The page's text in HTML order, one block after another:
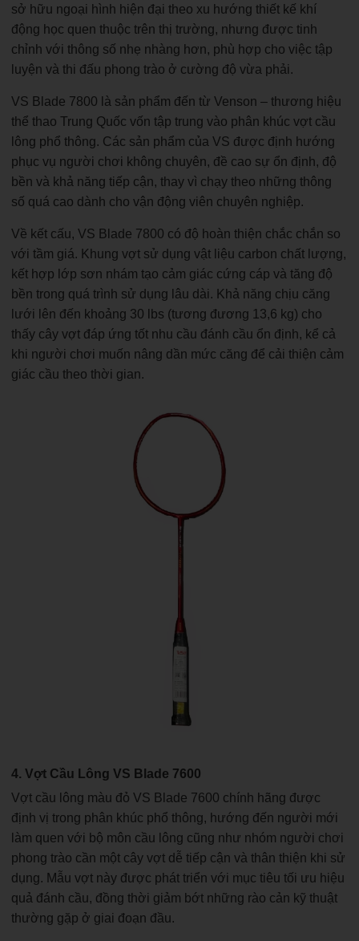
sở hữu ngoại hình hiện đại theo xu hướng thiết kế khí
động học quen thuộc trên thị trường, nhưng được tinh
chỉnh với thông số nhẹ nhàng hơn, phù hợp cho việc tập
luyện và thi đấu phong trào ở cường độ vừa phải.
VS Blade 7800 là sản phẩm đến từ Venson – thương hiệu
thể thao Trung Quốc vốn tập trung vào phân khúc vợt cầu
lông phổ thông. Các sản phẩm của VS được định hướng
phục vụ người chơi không chuyên, đề cao sự ổn định, độ
bền và khả năng tiếp cận, thay vì chạy theo những thông
số quá cao dành cho vận động viên chuyên nghiệp.
Về kết cấu, VS Blade 7800 có độ hoàn thiện chắc chắn so
với tầm giá. Khung vợt sử dụng vật liệu carbon chất lượng,
kết hợp lớp sơn nhám tạo cảm giác cứng cáp và tăng độ
bền trong quá trình sử dụng lâu dài. Khả năng chịu căng
lưới lên đến khoảng 30 lbs (tương đương 13,6 kg) cho
thấy cây vợt đáp ứng tốt nhu cầu đánh cầu ổn định, kể cả
khi người chơi muốn nâng dần mức căng để cải thiện cảm
giác cầu theo thời gian.
4. Vợt Cầu Lông VS Blade 7600
Vợt cầu lông màu đỏ VS Blade 7600 chính hãng được
định vị trong phân khúc phổ thông, hướng đến người mới
làm quen với bộ môn cầu lông cũng như nhóm người chơi
phong trào cần một cây vợt dễ tiếp cận và thân thiện khi sử
dụng. Mẫu vợt này được phát triển với mục tiêu tối ưu hiệu
quả đánh cầu, đồng thời giảm bớt những rào cản kỹ thuật
thường gặp ở giai đoạn đầu.